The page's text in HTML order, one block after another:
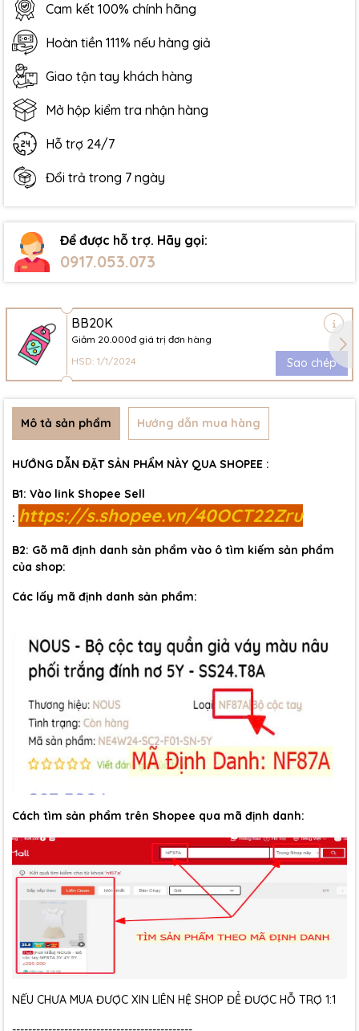
Cam kết 100% chính hãng
Hoàn tiền 111% nếu hàng giả
Giao tận tay khách hàng
Mở hộp kiểm tra nhận hàng
Hỗ trợ 24/7
Đổi trả trong 7 ngày
Để được hỗ trợ. Hãy gọi:
0917.053.073
BB20K
Giảm 20.000đ giá trị đơn hàng
HSD: 1/1/2024
Sao chép
Mô tả sản phẩm Hướng dẫn mua hàng
HƯỚNG DẪN ĐẶT SẢN PHẨM NÀY QUA SHOPEE :
B1: Vào link Shopee Sell
: https://s.shopee.vn/40OCT22Zru
B2: Gõ mã định danh sản phẩm vào ô tìm kiếm sản phẩm
của shop:
Các lấy mã định danh sản phẩm:
Cách tìm sản phẩm trên Shopee qua mã định danh:
NẾU CHƯA MUA ĐƯỢC XIN LIÊN HỆ SHOP ĐỂ ĐƯỢC HỖ TRỢ 1:1